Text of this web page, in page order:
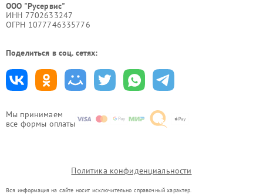
Мы принимаем
все формы оплаты
ООО "Русервис"
ИНН 7702633247
ОГРН 1077746335776
Поделиться в соц. сетях:
Политика конфиденциальности
Вся информация на сайте носит исключительно справочный характер.